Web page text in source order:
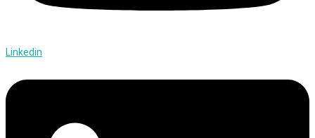
Linkedin